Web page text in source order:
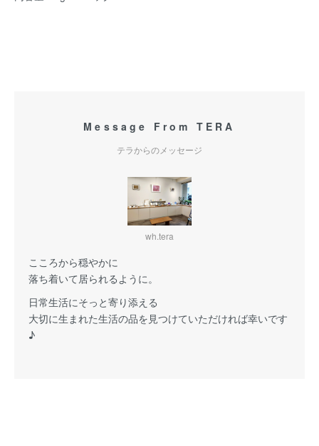
Message From TERA
テラからのメッセージ
wh.tera
こころから穏やかに
落ち着いて居られるように。
日常生活にそっと寄り添える
大切に生まれた生活の品を見つけていただければ幸いです
♪